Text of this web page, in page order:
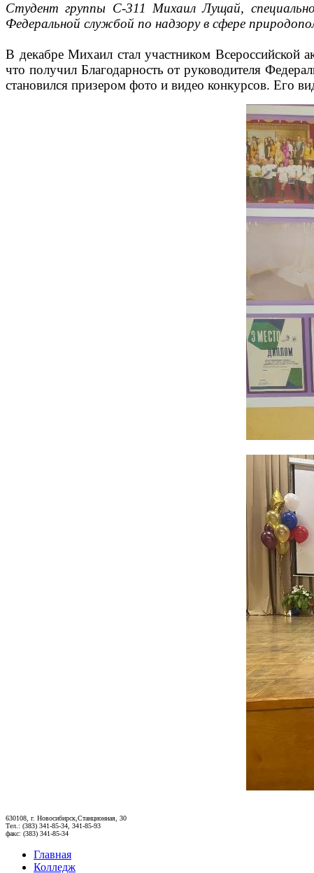
Студент группы С-311 Михаил Лущай,
Федеральной службой по надзору в сфере
В декабре Михаил стал участником
что получил Благодарность от руководителя
становился призером фото и видео конкурсов. Его
630108, г. Новосибирск,Станционная, 30
Тел.: (383) 341-85-34, 341-85-93
факс: (383) 341-85-34
Главная
Колледж